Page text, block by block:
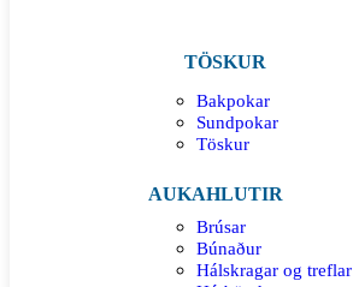
TÖSKUR
Bakpokar
Sundpokar
Töskur
AUKAHLUTIR
Brúsar
Búnaður
Hálskragar og treflar